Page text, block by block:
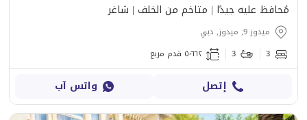
مُحافظ عليه جيدًا | متاخم من الخلف | شاغر
ميدوز 9, ميدوز, دبي
3
3 ٥٬٦٦٢ قدم مربع
إتصل واتس آب